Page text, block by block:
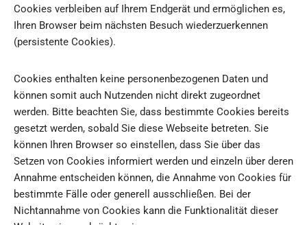
Cookies verbleiben auf Ihrem Endgerät und ermöglichen es,
Ihren Browser beim nächsten Besuch wiederzuerkennen
(persistente Cookies).
Cookies enthalten keine personenbezogenen Daten und
können somit auch Nutzenden nicht direkt zugeordnet
werden. Bitte beachten Sie, dass bestimmte Cookies bereits
gesetzt werden, sobald Sie diese Webseite betreten. Sie
können Ihren Browser so einstellen, dass Sie über das
Setzen von Cookies informiert werden und einzeln über deren
Annahme entscheiden können, die Annahme von Cookies für
bestimmte Fälle oder generell ausschließen. Bei der
Nichtannahme von Cookies kann die Funktionalität dieser